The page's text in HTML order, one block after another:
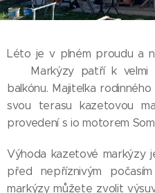
Léto je v plném proudu a
💪🏻 Markýzy patří k
balkónu. Majitelka
svou terasu kazetovou
provedení s io motorem
Výhoda kazetové markýzy
před nepříznivým
markýzy můžete zvolit